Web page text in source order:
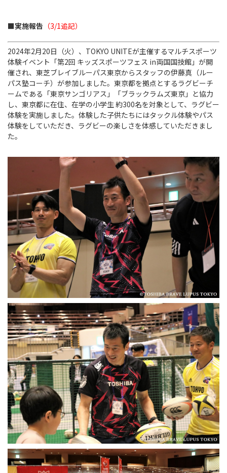
■実施報告 （3/1追記）
2024年2月20日（火）、TOKYO UNITEが主催するマルチスポーツ
体験イベント「第2回 キッズスポーツフェス in両国国技館」が開
催され、東芝ブレイブルーパス東京からスタッフの伊藤真（ルー
パス塾コーチ）が参加しました。東京都を拠点とするラグビーチ
ームである「東京サンゴリアス」「ブラックラムズ東京」と協力
し、東京都に在住、在学の小学生 約300名を対象として、ラグビー
体験を実施しました。体験した子供たちにはタックル体験やパス
体験をしていただき、ラグビーの楽しさを体感していただきまし
た。